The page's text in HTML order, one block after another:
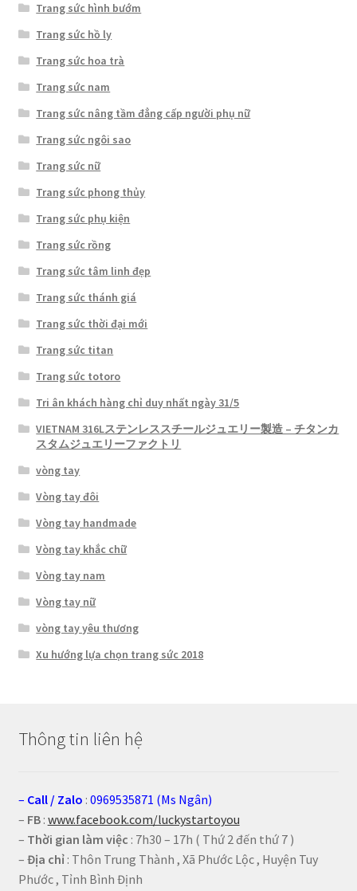
Trang sức hình bướm
Trang sức hồ ly
Trang sức hoa trà
Trang sức nam
Trang sức nâng tầm đẳng cấp người phụ nữ
Trang sức ngôi sao
Trang sức nữ
Trang sức phong thủy
Trang sức phụ kiện
Trang sức rồng
Trang sức tâm linh đẹp
Trang sức thánh giá
Trang sức thời đại mới
Trang sức titan
Trang sức totoro
Tri ân khách hàng chỉ duy nhất ngày 31/5
VIETNAM 316Lステンレススチールジュエリー製造 – チタンカ
スタムジュエリーファクトリ
vòng tay
Vòng tay đôi
Vòng tay handmade
Vòng tay khắc chữ
Vòng tay nam
Vòng tay nữ
vòng tay yêu thương
Xu hướng lựa chọn trang sức 2018
Thông tin liên hệ
– Call / Zalo : 0969535871 (Ms Ngân)
– FB: www.facebook.com/luckystartoyou
– Thời gian làm việc : 7h30 – 17h ( Thứ 2 đến thứ 7 )
– Địa chỉ: Thôn Trung Thành , Xã Phước Lộc , Huyện Tuy
Phước , Tỉnh Bình Định